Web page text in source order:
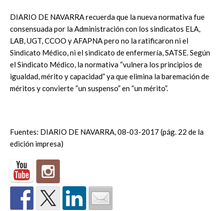
DIARIO DE NAVARRA recuerda que la nueva normativa fue
consensuada por la Administración con los sindicatos ELA,
LAB, UGT, CCOO y AFAPNA pero no la ratificaron ni el
Sindicato Médico, ni el sindicato de enfermería, SATSE. Según
el Sindicato Médico, la normativa “vulnera los principios de
igualdad, mérito y capacidad” ya que elimina la baremación de
méritos y convierte “un suspenso” en “un mérito”.
Fuentes: DIARIO DE NAVARRA, 08-03-2017 (pág. 22 de la
edición impresa)